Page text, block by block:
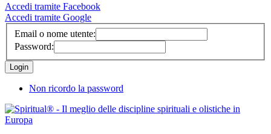
Accedi tramite Facebook
Accedi tramite Google
Email o nome utente:
Password:
Non ricordo la password